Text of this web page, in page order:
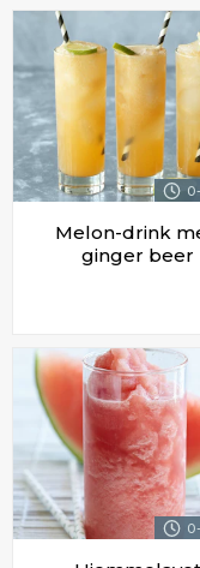
Melon-drink
ginger beer